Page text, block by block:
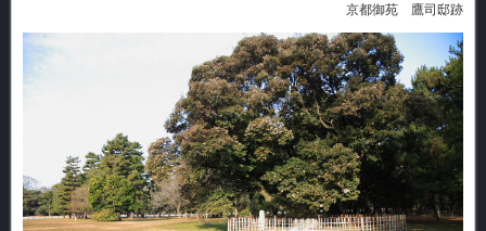
京都御苑 鷹司邸跡